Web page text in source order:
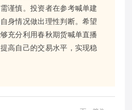
谨慎。投资者在参考喊单建
身情况做出理性判断。希望
充分利用春秋期货喊单直播
高自己的交易水平，实现稳